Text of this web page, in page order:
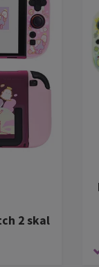
2 skal